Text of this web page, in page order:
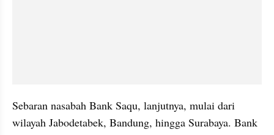
Sebaran nasabah Bank Saqu, lanjutnya, mulai dari
wilayah Jabodetabek, Bandung, hingga Surabaya. Bank